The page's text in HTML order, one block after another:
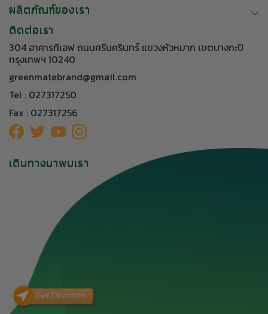
ผลิตภัณฑ์ของเรา
ติดต่อเรา
304 อาคารทีเอฟ ถนนศรีนครินทร์ แขวงหัวหมาก เขตบางกะปิ
กรุงเทพฯ 10240
greenmatebrand@gmail.com
Tel : 027317250
Fax : 027317256
เดินทางมาพบเรา